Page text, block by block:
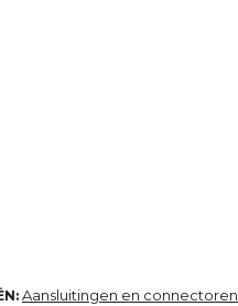
Aansluitingen en connectoren